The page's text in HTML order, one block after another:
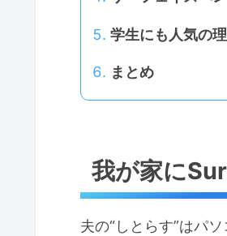
学生にも人気の
まとめ
我が家に
夫の“しとらす”はパ